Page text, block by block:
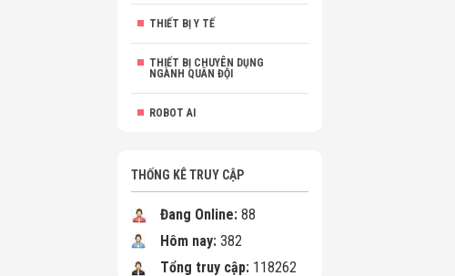
THIẾT BỊ Y TẾ
THIẾT BỊ CHUYÊN DỤNG
NGÀNH QUÂN ĐỘI
ROBOT AI
THỐNG KÊ TRUY CẬP
Đang Online: 88
Hôm nay: 382
Tổng truy cập: 118262